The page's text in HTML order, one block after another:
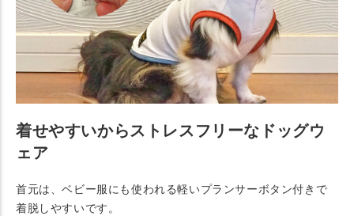
着せやすいからストレスフリーなドッグウ
ェア
首元は、ベビー服にも使われる軽いプランサーボタン付きで
着脱しやすいです。